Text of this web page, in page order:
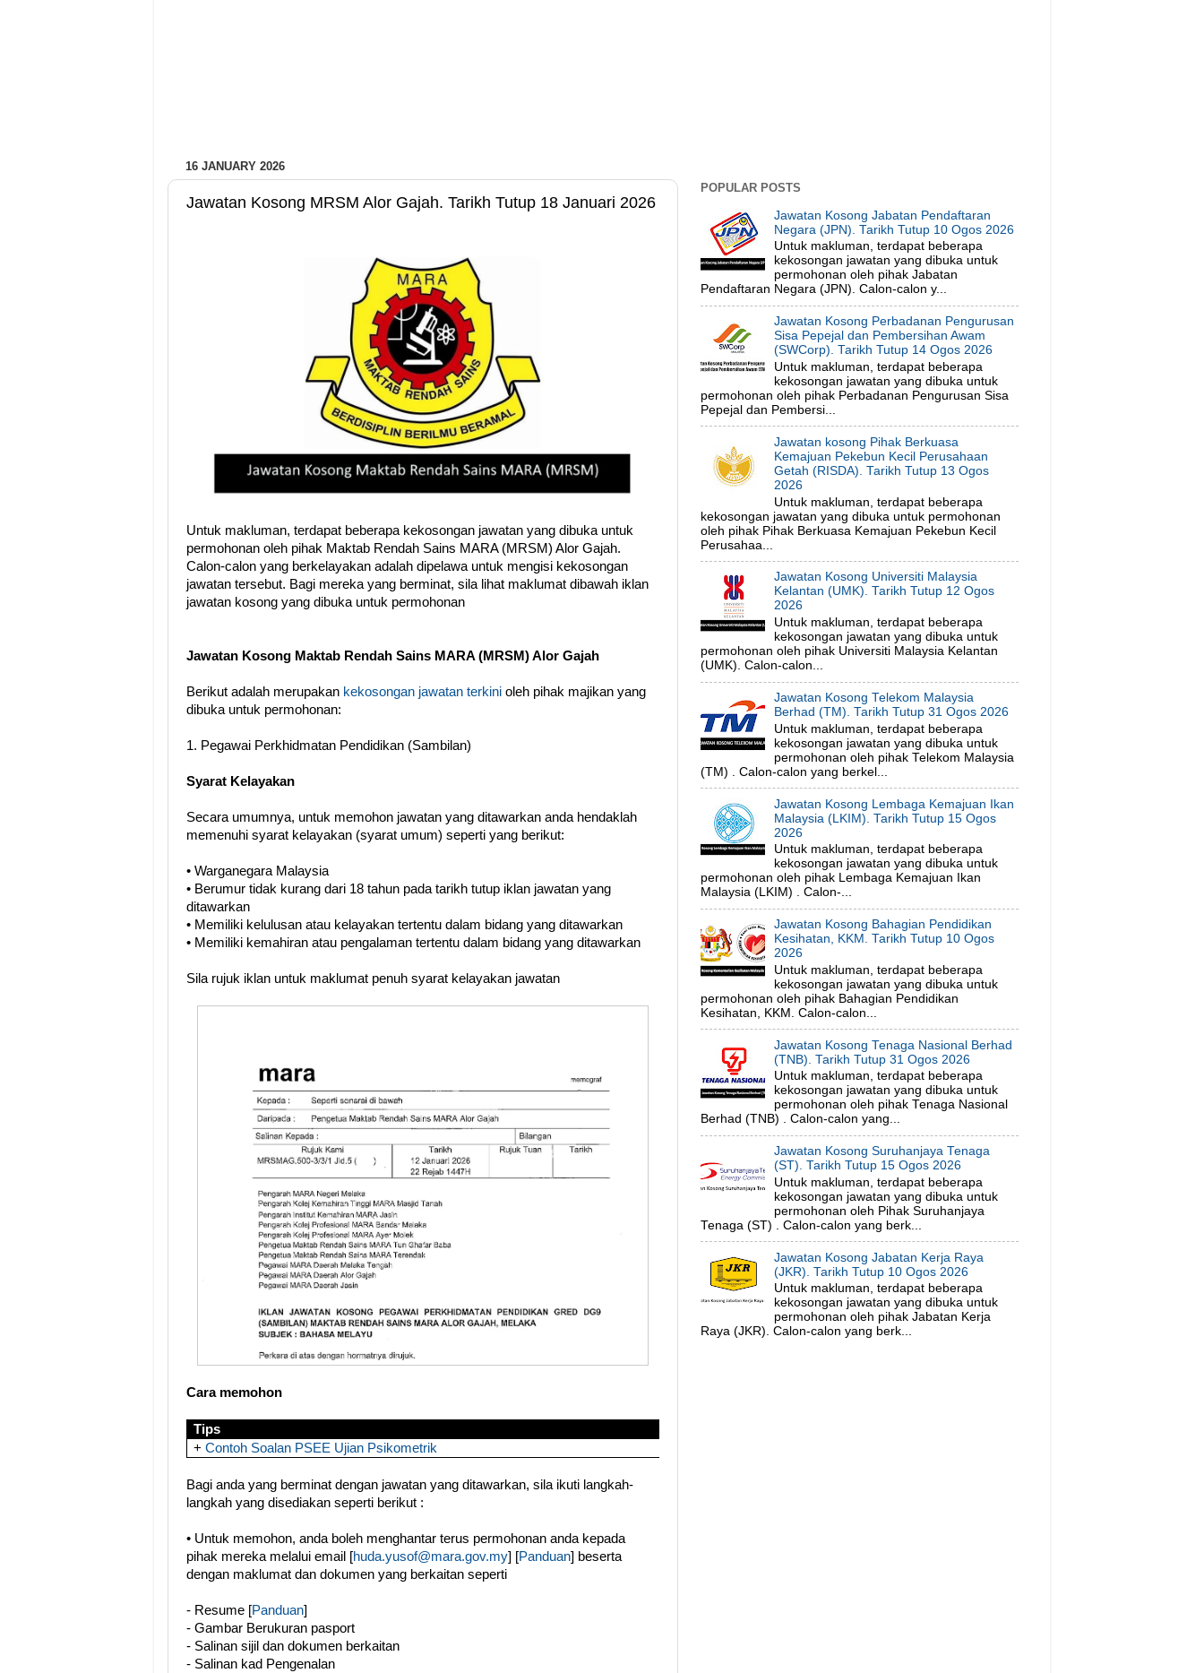
16 JANUARY 2026
Jawatan Kosong MRSM Alor Gajah. Tarikh Tutup 18 Januari 2026
Untuk makluman, terdapat beberapa kekosongan jawatan yang dibuka untuk
permohonan oleh pihak Maktab Rendah Sains MARA (MRSM) Alor Gajah.
Calon-calon yang berkelayakan adalah dipelawa untuk mengisi kekosongan
jawatan tersebut. Bagi mereka yang berminat, sila lihat maklumat dibawah iklan
jawatan kosong yang dibuka untuk permohonan
Jawatan Kosong Maktab Rendah Sains MARA (MRSM) Alor Gajah
Berikut adalah merupakan kekosongan jawatan terkini oleh pihak majikan yang
dibuka untuk permohonan:
1. Pegawai Perkhidmatan Pendidikan (Sambilan)
Syarat Kelayakan
Secara umumnya, untuk memohon jawatan yang ditawarkan anda hendaklah
memenuhi syarat kelayakan (syarat umum) seperti yang berikut:
• Warganegara Malaysia
• Berumur tidak kurang dari 18 tahun pada tarikh tutup iklan jawatan yang
ditawarkan
• Memiliki kelulusan atau kelayakan tertentu dalam bidang yang ditawarkan
• Memiliki kemahiran atau pengalaman tertentu dalam bidang yang ditawarkan
Sila rujuk iklan untuk maklumat penuh syarat kelayakan jawatan
Cara memohon
Tips
+Contoh Soalan PSEE Ujian Psikometrik
Bagi anda yang berminat dengan jawatan yang ditawarkan, sila ikuti langkah-
langkah yang disediakan seperti berikut :
• Untuk memohon, anda boleh menghantar terus permohonan anda kepada
pihak mereka melalui email [huda.yusof@mara.gov.my] [Panduan] beserta
dengan maklumat dan dokumen yang berkaitan seperti
- Resume [Panduan]
- Gambar Berukuran pasport
- Salinan sijil dan dokumen berkaitan
- Salinan kad Pengenalan
POPULAR POSTS
Jawatan Kosong Jabatan Pendaftaran
Negara (JPN). Tarikh Tutup 10 Ogos 2026
Untuk makluman, terdapat beberapa
kekosongan jawatan yang dibuka untuk
permohonan oleh pihak Jabatan
Pendaftaran Negara (JPN). Calon-calon y...
Jawatan Kosong Perbadanan Pengurusan
Sisa Pepejal dan Pembersihan Awam
(SWCorp). Tarikh Tutup 14 Ogos 2026
Untuk makluman, terdapat beberapa
kekosongan jawatan yang dibuka untuk
permohonan oleh pihak Perbadanan Pengurusan Sisa
Pepejal dan Pembersi...
Jawatan kosong Pihak Berkuasa
Kemajuan Pekebun Kecil Perusahaan
Getah (RISDA). Tarikh Tutup 13 Ogos
2026
Untuk makluman, terdapat beberapa
kekosongan jawatan yang dibuka untuk permohonan
oleh pihak Pihak Berkuasa Kemajuan Pekebun Kecil
Perusahaa...
Jawatan Kosong Universiti Malaysia
Kelantan (UMK). Tarikh Tutup 12 Ogos
2026
Untuk makluman, terdapat beberapa
kekosongan jawatan yang dibuka untuk
permohonan oleh pihak Universiti Malaysia Kelantan
(UMK). Calon-calon...
Jawatan Kosong Telekom Malaysia
Berhad (TM). Tarikh Tutup 31 Ogos 2026
Untuk makluman, terdapat beberapa
kekosongan jawatan yang dibuka untuk
permohonan oleh pihak Telekom Malaysia
(TM) . Calon-calon yang berkel...
Jawatan Kosong Lembaga Kemajuan Ikan
Malaysia (LKIM). Tarikh Tutup 15 Ogos
2026
Untuk makluman, terdapat beberapa
kekosongan jawatan yang dibuka untuk
permohonan oleh pihak Lembaga Kemajuan Ikan
Malaysia (LKIM) . Calon-...
Jawatan Kosong Bahagian Pendidikan
Kesihatan, KKM. Tarikh Tutup 10 Ogos
2026
Untuk makluman, terdapat beberapa
kekosongan jawatan yang dibuka untuk
permohonan oleh pihak Bahagian Pendidikan
Kesihatan, KKM. Calon-calon...
Jawatan Kosong Tenaga Nasional Berhad
(TNB). Tarikh Tutup 31 Ogos 2026
Untuk makluman, terdapat beberapa
kekosongan jawatan yang dibuka untuk
permohonan oleh pihak Tenaga Nasional
Berhad (TNB) . Calon-calon yang...
Jawatan Kosong Suruhanjaya Tenaga
(ST). Tarikh Tutup 15 Ogos 2026
Untuk makluman, terdapat beberapa
kekosongan jawatan yang dibuka untuk
permohonan oleh Pihak Suruhanjaya
Tenaga (ST) . Calon-calon yang berk...
Jawatan Kosong Jabatan Kerja Raya
(JKR). Tarikh Tutup 10 Ogos 2026
Untuk makluman, terdapat beberapa
kekosongan jawatan yang dibuka untuk
permohonan oleh pihak Jabatan Kerja
Raya (JKR). Calon-calon yang berk...